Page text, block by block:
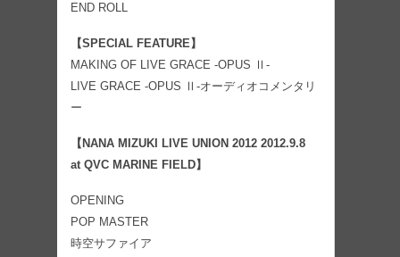
END ROLL
【SPECIAL FEATURE】
MAKING OF LIVE GRACE -OPUS Ⅱ-
LIVE GRACE -OPUS Ⅱ-オーディオコメンタリ
ー
【NANA MIZUKI LIVE UNION 2012 2012.9.8
at QVC MARINE FIELD】
OPENING
POP MASTER
時空サファイア